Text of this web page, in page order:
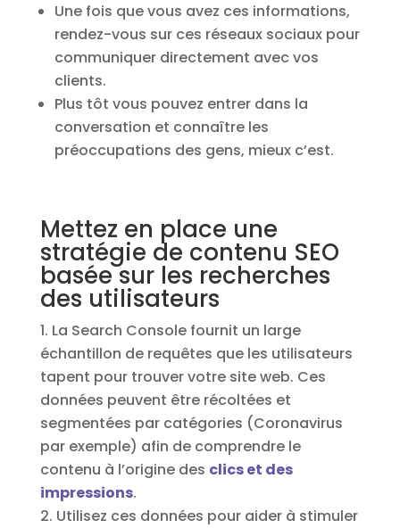
Une fois que vous avez ces informations,
rendez-vous sur ces réseaux sociaux pour
communiquer directement avec vos
clients.
Plus tôt vous pouvez entrer dans la
conversation et connaître les
préoccupations des gens, mieux c’est.
Mettez en place une
stratégie de contenu SEO
basée sur les recherches
des utilisateurs
La Search Console fournit un large
échantillon de requêtes que les utilisateurs
tapent pour trouver votre site web. Ces
données peuvent être récoltées et
segmentées par catégories (Coronavirus
par exemple) afin de comprendre le
contenu à l’origine des clics et des
impressions.
Utilisez ces données pour aider à stimuler